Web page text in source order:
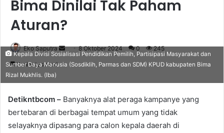
Bima Dinilai Tak Paham
Aturan?
Eko Saputra
Send
an
8 Oktober 2024 0 245
2 minutes read
Kepala Divisi Sosialisasi Pendidikan Pemilih, Partisipasi Masyarakat dan
Sumber Daya Manusia (Sosdiklih, Parmas dan SDM) KPUD kabupaten Bima
Rizal Mukhlis. (Iba)
Detikntbcom – Banyaknya alat peraga kampanye yang
bertebaran di berbagai tempat umum yang tidak
selayaknya dipasang para calon kepala daerah di